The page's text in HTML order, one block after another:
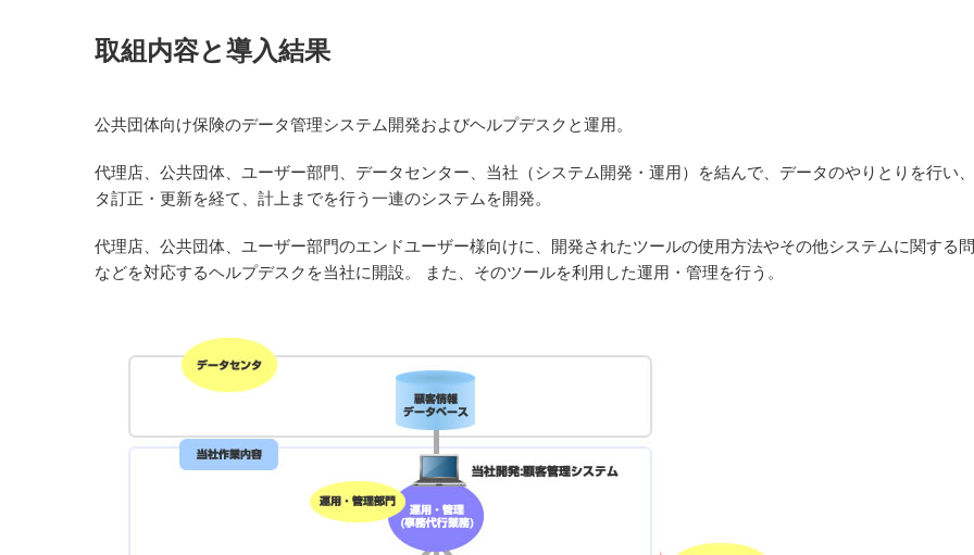
取組内容と導入結果
公共団体向け保険のデータ管理システム開発およびヘルプデスクと運用。
代理店、公共団体、ユーザー部門、データセンター、当社（システム開発・運用）を結んで、データのやりとりを行い
タ訂正・更新を経て、計上までを行う一連のシステムを開発。
代理店、公共団体、ユーザー部門のエンドユーザー様向けに、開発されたツールの使用方法やその他システムに関する
などを対応するヘルプデスクを当社に開設。 また、そのツールを利用した運用・管理を行う。